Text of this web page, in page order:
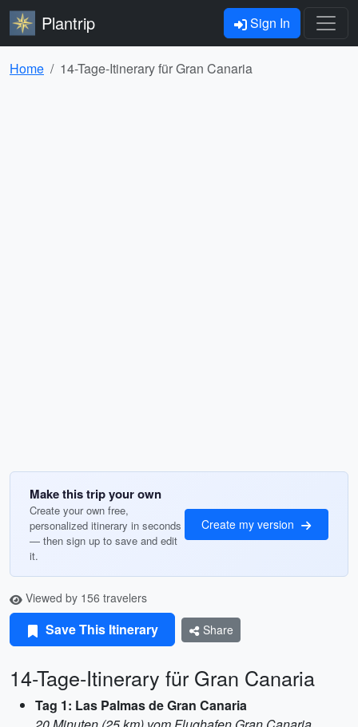
Plantrip Sign In
Home 14-Tage-Itinerary für Gran Canaria
Make this trip your own
Create your own free,
personalized itinerary in seconds
— then sign up to save and edit
it.
Create my version
Viewed by 156 travelers
Save This Itinerary Share
14-Tage-Itinerary für Gran Canaria
Tag 1: Las Palmas de Gran Canaria